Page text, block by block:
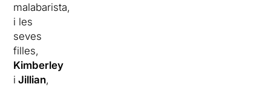
malabarista,
i les
seves
filles,
Kimberley
i Jillian,